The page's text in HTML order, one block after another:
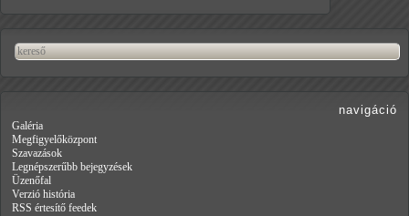
navigáció
Galéria
Megfigyelőközpont
Szavazások
Legnépszerűbb bejegyzések
Üzenőfal
Verzió história
RSS értesítő feedek